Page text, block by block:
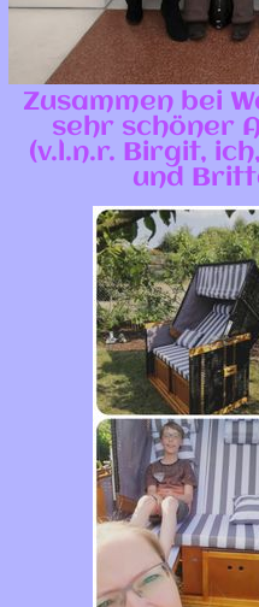
Zusammen bei
sehr schöner
(v.l.n.r. Birgit,
und